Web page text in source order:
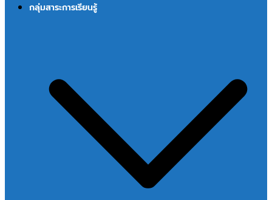
กลุ่มสาระการเรียนรู้